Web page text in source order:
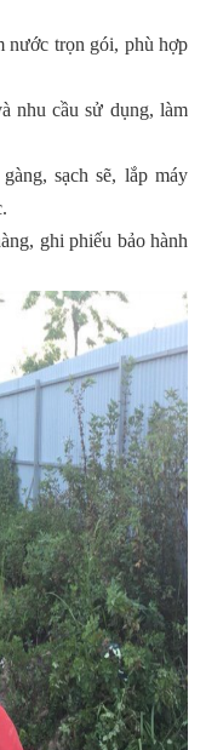
nước trọn gói, phù hợp
nhu cầu sử dụng, làm
sạch sẽ, lắp máy
ghi phiếu bảo hành